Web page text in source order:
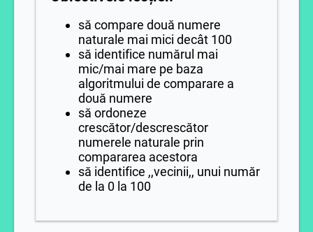
să compare două numere
naturale mai mici decât 100
să identifice numărul mai
mic/mai mare pe baza
algoritmului de comparare a
două numere
să ordoneze
crescător/descrescător
numerele naturale prin
compararea acestora
să identifice ,,vecinii,, unui număr
de la 0 la 100